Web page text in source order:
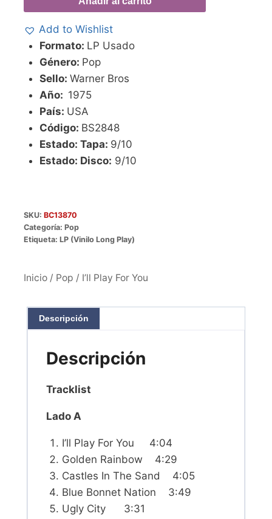
Add to Wishlist
Formato: LP Usado
Género: Pop
Sello: Warner Bros
Año: 1975
País: USA
Código: BS2848
Estado: Tapa: 9/10
Estado: Disco: 9/10
SKU: BC13870
Categoría: Pop
Etiqueta: LP (Vinilo Long Play)
Inicio / Pop / I’ll Play For You
Descripción
Descripción
Tracklist
Lado A
I’ll Play For You 4:04
Golden Rainbow 4:29
Castles In The Sand 4:05
Blue Bonnet Nation 3:49
Ugly City 3:31